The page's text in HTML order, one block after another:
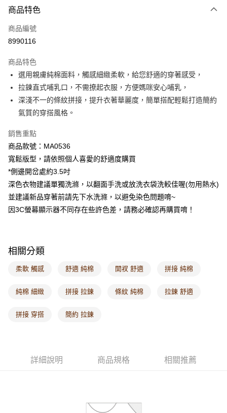
付款後全家取貨
萊爾富取貨付款
付款後萊爾富取貨
每筆NT$60，滿NT$1,000(含以上)免運費
7-11取貨付款
每筆NT$60，滿NT$1,000(含以上)免運費
付款後7-11取貨
每筆NT$60，滿NT$1,000(含以上)免運費
宅配
每筆NT$120，滿NT$1,000(含以上)免運費
付款後門市自取
每筆NT$60，滿NT$1,000(含以上)免運費
海外配送-其他亞洲地區
海外配送-歐美地區 查看運費
商品特色
商品編號
8990116
商品特色
選用親膚純棉面料，觸感細緻柔軟，給您舒適的穿著感受，
拉鍊直式哺乳口，不需撩起衣服，方便媽咪安心哺乳，
深淺不一的條紋拼接，提升衣著華麗度，簡單搭配輕鬆打造簡約
氣質的穿搭風格。
銷售重點
商品款號：MA0536
寬鬆版型，請依照個人喜愛的舒適度購買
*側邊開岔處約3.5吋
深色衣物建議單獨洗滌，以翻面手洗或放洗衣袋洗較佳喔(勿用熱水)
並建議新品穿著前請先下水洗滌，以避免染色問題唷~
因3C螢幕顯示器不同存在些許色差，請務必確認再購買唷！
相關分類
柔軟 觸感 舒適 純棉 開衩 舒適 拼接 純棉
純棉 細緻 拼接 拉鍊 條紋 純棉 拉鍊 舒適
拼接 穿搭 簡約 拉鍊
詳細說明 商品規格 相關推薦